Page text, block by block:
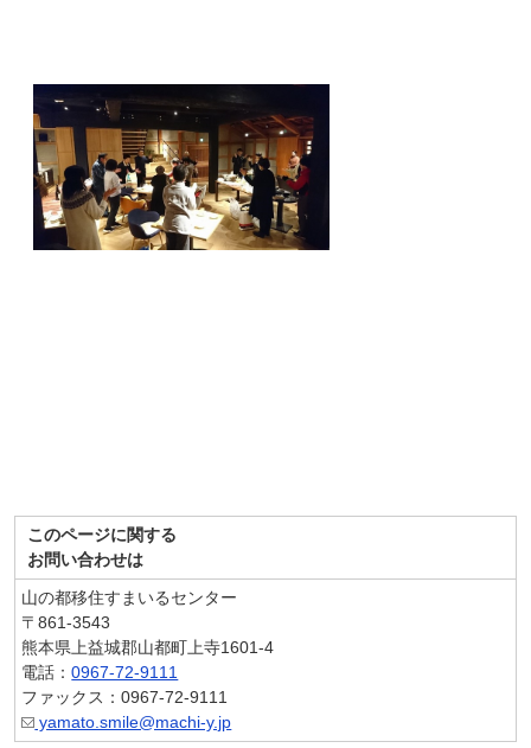
このページに関する
お問い合わせは
山の都移住すまいるセンター
〒861-3543
熊本県上益城郡山都町上寺1601-4
電話：0967-72-9111
ファックス：0967-72-9111
yamato.smile@machi-y.jp